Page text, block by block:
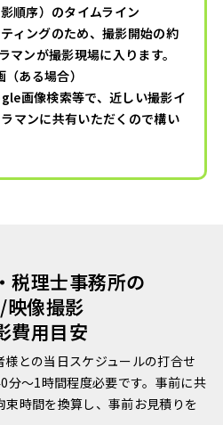
順序）のタイムライン
ィングのため、撮影開始の約
マンが撮影現場に入ります。
ある場合）
画像検索等で、近しい撮影イ
マンに共有いただくので構い
税理士事務所の
像撮影
費用目安
との当日スケジュールの打合せ
分～1時間程度必要です。事前に共
時間を換算し、事前お見積りを